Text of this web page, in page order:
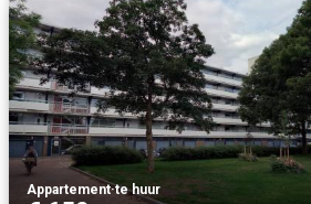
Appartement·te huur